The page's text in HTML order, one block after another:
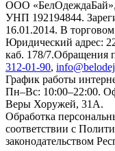
ООО «БелОдеждаБай»,
УНП 192194844.
16.01.2014. В
Юридический адрес:
каб. 178/7.Обращения
312-01-90,
График работы
Пн–Вс: 10:00–22:00.
Веры Хоружей, 31А.
Обработка
соответствии с
законодательством